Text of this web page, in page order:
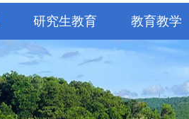
研究生教育 教育教学